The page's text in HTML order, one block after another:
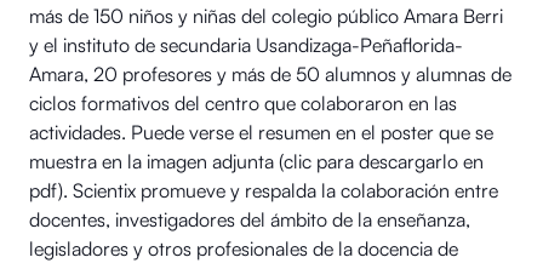
más de 150 niños y niñas del colegio público Amara Berri
y el instituto de secundaria Usandizaga-Peñaflorida-
Amara, 20 profesores y más de 50 alumnos y alumnas de
ciclos formativos del centro que colaboraron en las
actividades. Puede verse el resumen en el poster que se
muestra en la imagen adjunta (clic para descargarlo en
pdf). Scientix promueve y respalda la colaboración entre
docentes, investigadores del ámbito de la enseñanza,
legisladores y otros profesionales de la docencia de